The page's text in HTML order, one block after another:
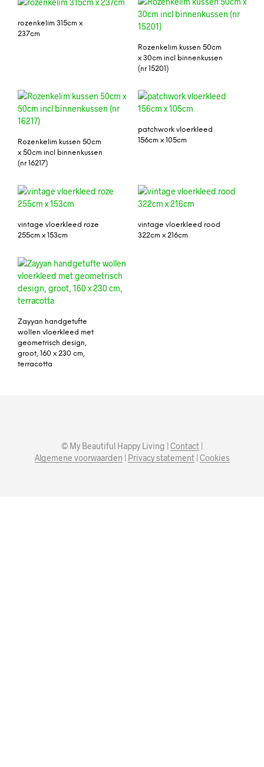
rozenkelim 315cm x
237cm
Rozenkelim kussen 50cm
x 30cm incl binnenkussen
(nr 15201)
Rozenkelim kussen 50cm
x 50cm incl binnenkussen
(nr 16217)
patchwork vloerkleed
156cm x 105cm
vintage vloerkleed roze
255cm x 153cm
vintage vloerkleed rood
322cm x 216cm
Zayyan handgetufte
wollen vloerkleed met
geometrisch design,
groot, 160 x 230 cm,
terracotta
© My Beautiful Happy Living | Contact |
Algemene voorwaarden | Privacy statement| Cookies